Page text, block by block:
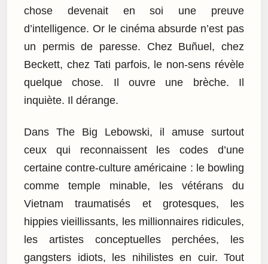
chose devenait en soi une preuve
d’intelligence. Or le cinéma absurde n’est pas
un permis de paresse. Chez Buñuel, chez
Beckett, chez Tati parfois, le non-sens révèle
quelque chose. Il ouvre une brèche. Il
inquiète. Il dérange.
Dans The Big Lebowski, il amuse surtout
ceux qui reconnaissent les codes d’une
certaine contre-culture américaine : le bowling
comme temple minable, les vétérans du
Vietnam traumatisés et grotesques, les
hippies vieillissants, les millionnaires ridicules,
les artistes conceptuelles perchées, les
gangsters idiots, les nihilistes en cuir. Tout